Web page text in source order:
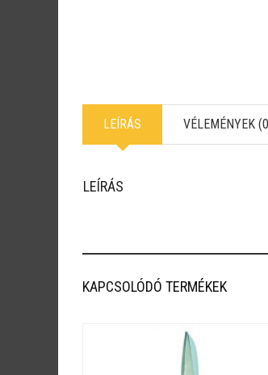
LEÍRÁS VÉLEMÉNYEK
LEÍRÁS
KAPCSOLÓDÓ TERMÉKEK